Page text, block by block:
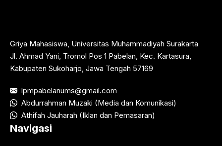
Griya Mahasiswa, Universitas Muhammadiyah Surakarta
Jl. Ahmad Yani, Tromol Pos 1 Pabelan, Kec. Kartasura,
Kabupaten Sukoharjo, Jawa Tengah 57169
lpmpabelanums@gmail.com
Abdurrahman Muzaki (Media dan Komunikasi)
Athifah Jauharah (Iklan dan Pemasaran)
Navigasi